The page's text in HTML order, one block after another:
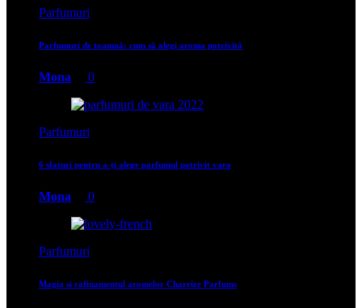
Parfumuri
Parfumuri de toamnă: cum să alegi aroma potrivită
Mona 0
Parfumuri
6 sfaturi pentru a-ți alege parfumul potrivit vara
Mona 0
Parfumuri
Magia si rafinamentul aromelor Charrier Parfums